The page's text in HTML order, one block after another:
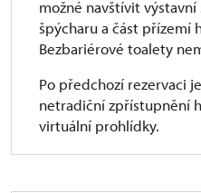
možné navštívit výstavní
špýcharu a část přízemí
Bezbariérové toalety
Po předchozí rezervaci
netradiční zpřístupnění
virtuální prohlídky.